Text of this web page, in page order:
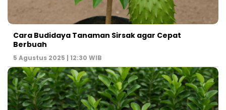
Cara Budidaya Tanaman Sirsak agar Cepat
Berbuah
5 Agustus 2025 | 12:30 WIB